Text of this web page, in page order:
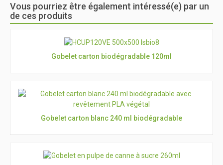
Vous pourriez être également intéressé(e) par un
de ces produits
Gobelet carton biodégradable 120ml
Gobelet carton blanc 240 ml biodégradable